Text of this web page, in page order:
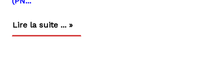
Lire la suite ... »